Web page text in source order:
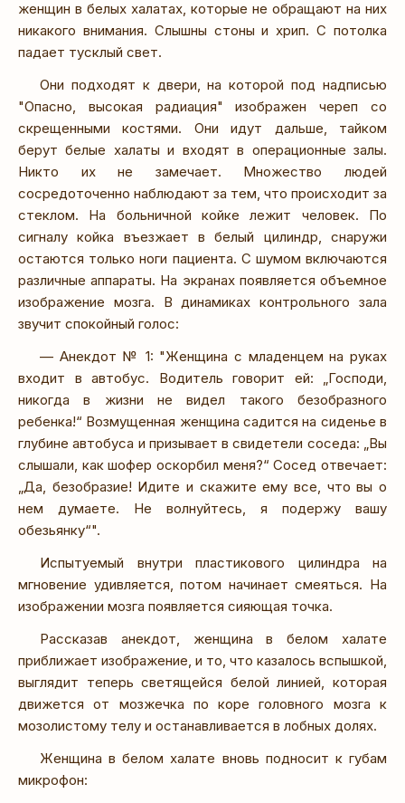
женщин в белых халатах, которые не обращают на них
никакого внимания. Слышны стоны и хрип. С потолка
падает тусклый свет.
Они подходят к двери, на которой под надписью
"Опасно, высокая радиация" изображен череп со
скрещенными костями. Они идут дальше, тайком
берут белые халаты и входят в операционные залы.
Никто их не замечает. Множество людей
сосредоточенно наблюдают за тем, что происходит за
стеклом. На больничной койке лежит человек. По
сигналу койка въезжает в белый цилиндр, снаружи
остаются только ноги пациента. С шумом включаются
различные аппараты. На экранах появляется объемное
изображение мозга. В динамиках контрольного зала
звучит спокойный голос:
— Анекдот № 1: "Женщина с младенцем на руках
входит в автобус. Водитель говорит ей: „Господи,
никогда в жизни не видел такого безобразного
ребенка!“ Возмущенная женщина садится на сиденье в
глубине автобуса и призывает в свидетели соседа: „Вы
слышали, как шофер оскорбил меня?“ Сосед отвечает:
„Да, безобразие! Идите и скажите ему все, что вы о
нем думаете. Не волнуйтесь, я подержу вашу
обезьянку“".
Испытуемый внутри пластикового цилиндра на
мгновение удивляется, потом начинает смеяться. На
изображении мозга появляется сияющая точка.
Рассказав анекдот, женщина в белом халате
приближает изображение, и то, что казалось вспышкой,
выглядит теперь светящейся белой линией, которая
движется от мозжечка по коре головного мозга к
мозолистому телу и останавливается в лобных долях.
Женщина в белом халате вновь подносит к губам
микрофон: